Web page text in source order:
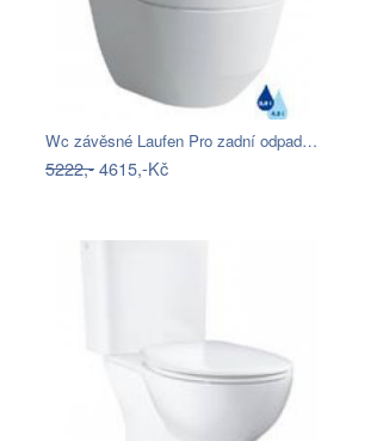
Wc závěsné Laufen Pro zadní odpad…
5222,-4615,-Kč